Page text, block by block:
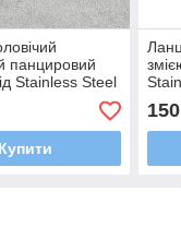
панцировий
Stainless Steel
сталі довжина
8 мм
Купити
70
150